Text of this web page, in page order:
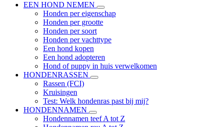
EEN HOND NEMEN
Honden per eigenschap
Honden per grootte
Honden per soort
Honden per vachttype
Een hond kopen
Een hond adopteren
Hond of puppy in huis verwelkomen
HONDENRASSEN
Rassen (FCI)
Kruisingen
Test: Welk hondenras past bij mij?
HONDENNAMEN
Hondennamen teef A tot Z